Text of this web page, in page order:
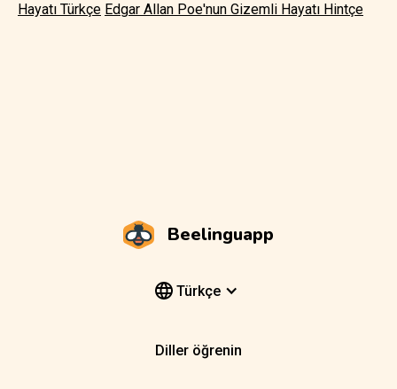
Hayatı Türkçe Edgar Allan Poe'nun Gizemli Hayatı Hintçe
Beelinguapp
Türkçe
Diller öğrenin